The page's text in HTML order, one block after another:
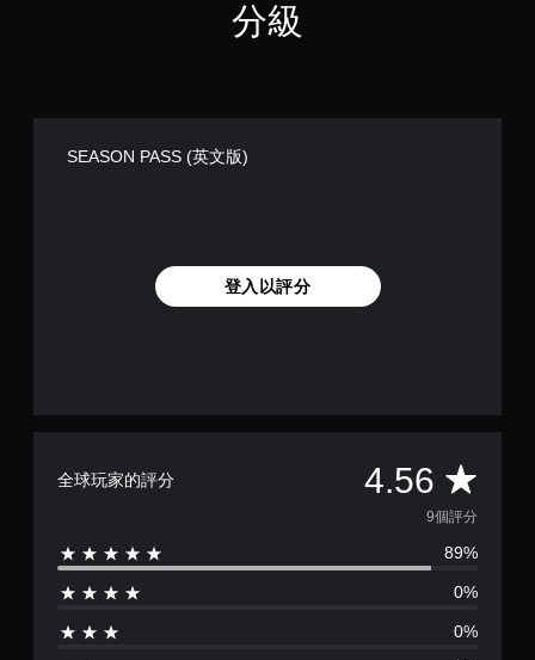
分級
SEASON PASS (英文版)
登入以評分
全球玩家的評分 4.56 平
均
評
分
9個評分
89%
0%
0%